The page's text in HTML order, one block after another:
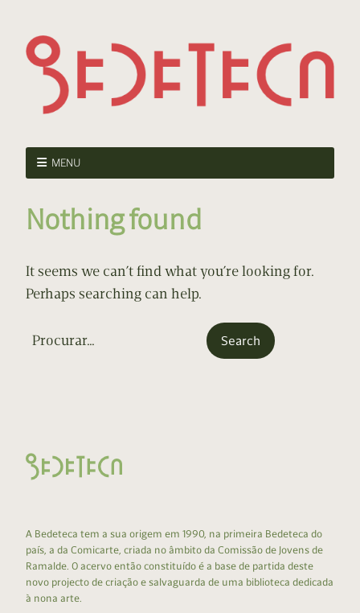
MENU
Nothing found
It seems we can’t find what you’re looking for.
Perhaps searching can help.
A Bedeteca tem a sua origem em 1990, na primeira Bedeteca do
país, a da Comicarte, criada no âmbito da Comissão de Jovens de
Ramalde. O acervo então constituído é a base de partida deste
novo projecto de criação e salvaguarda de uma biblioteca dedicada
à nona arte.